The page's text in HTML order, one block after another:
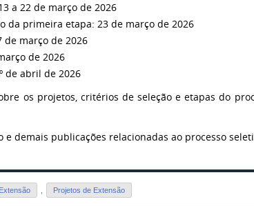
a 22 de março de 2026
da primeira etapa: 23 de março de 2026
de março de 2026
de 2026
de abril de 2026
os projetos, critérios de seleção e etapas do
e demais publicações relacionadas ao processo
Extensão Projetos de Extensão